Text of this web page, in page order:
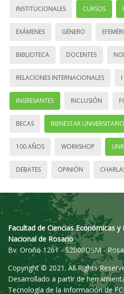
INSTITUCIONALES CURSOS
EXÁMENES GÉNERO
BIBLIOTECA DOCENTES
RELACIONES INTERNACIONALES
INGRESANTES INCLUSIÓN
BECAS BIENESTAR UNIVERSITARIO
100 AÑOS WORKSHOP UNR
DEBATES OPINIÓN
Facultad de Ciencias Económicas
Nacional de Rosario
Bv. Oroño 1261 - S2000DSM -
Copyright © 2021. All Rights
Desarrollado a partir de
Tecnología de la Información de